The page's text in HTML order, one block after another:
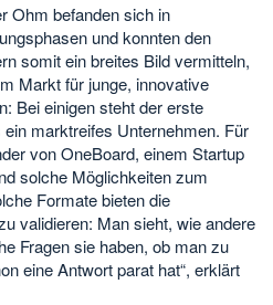
Ohm befanden sich in
und konnten den
somit ein breites Bild vermitteln,
Markt für junge, innovative
Bei einigen steht der erste
marktreifes Unternehmen. Für
von OneBoard, einem Startup
solche Möglichkeiten zum
Formate bieten die
validieren: Man sieht, wie andere
Fragen sie haben, ob man zu
eine Antwort parat hat“, erklärt